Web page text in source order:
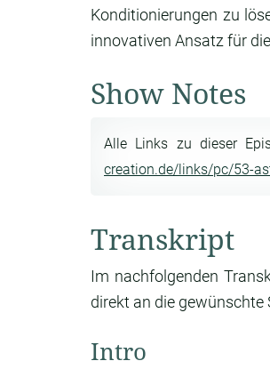
Konditionierungen zu
innovativen Ansatz für
Show Notes
Alle Links zu dieser
creation.de/links/pc/53-
Transkript
Im nachfolgenden
direkt an die gewünschte
Intro